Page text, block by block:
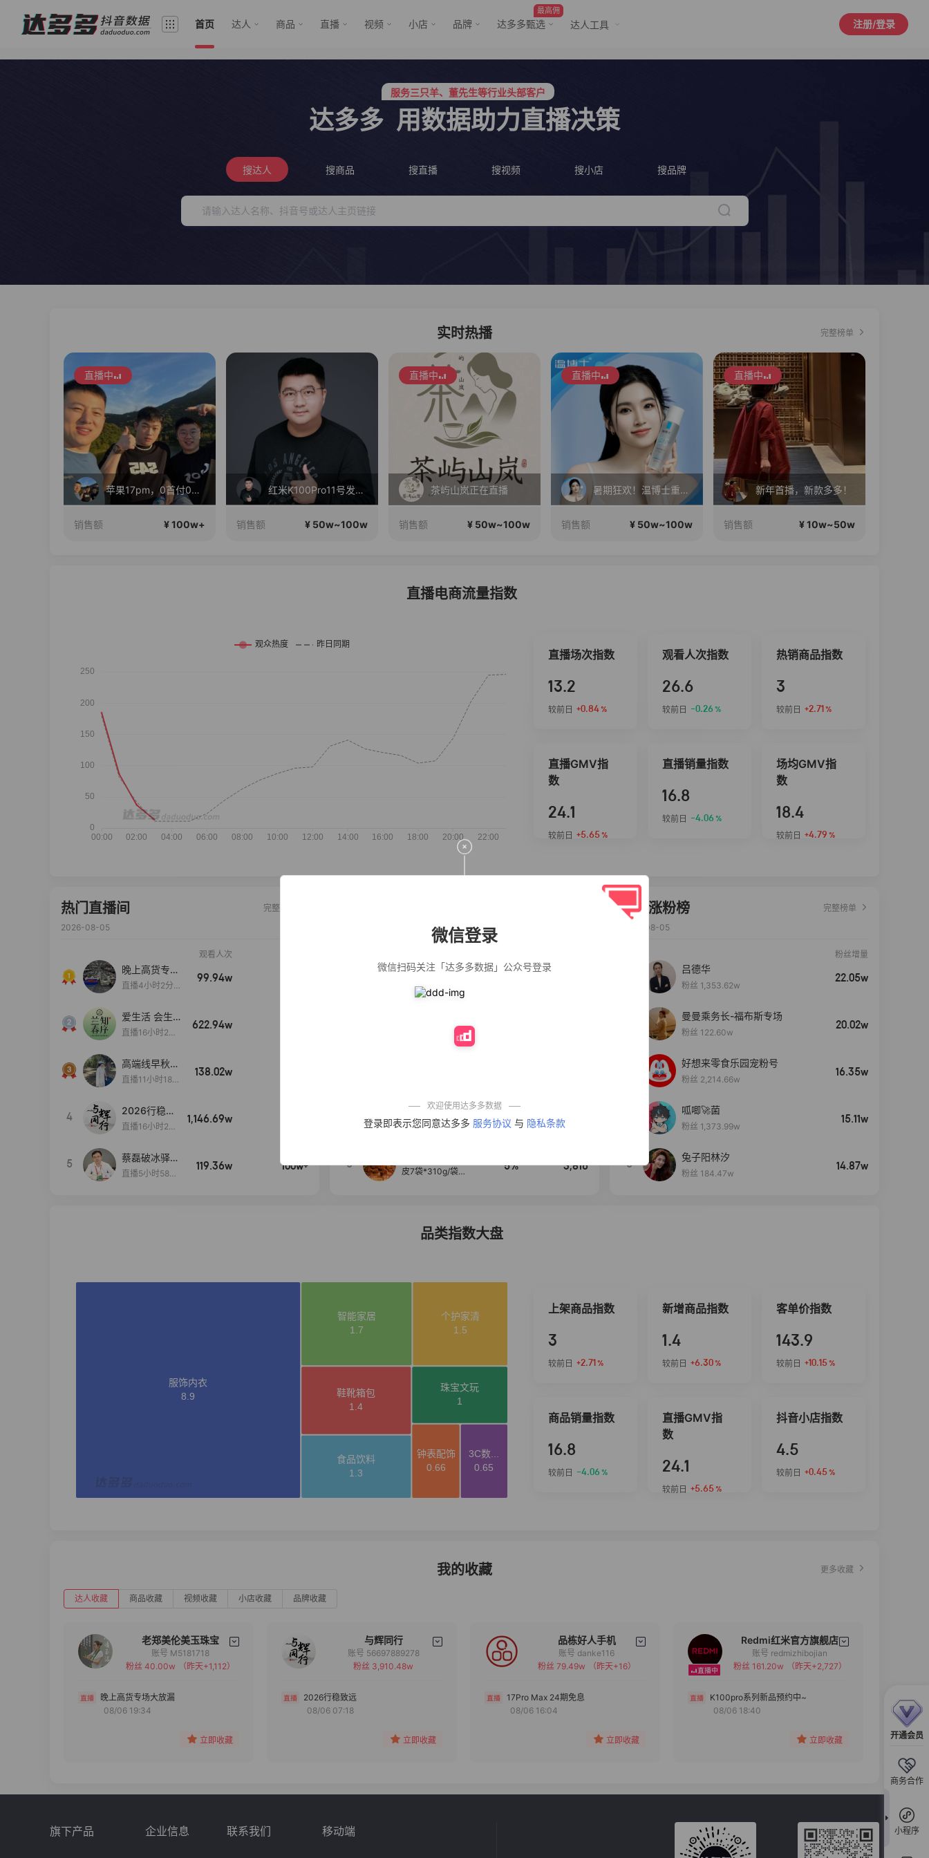
首页 达人 商品 直播 视频 小店 品牌
最高佣
达多多甄选 达人工具 注册/登录
开通会员
商务合作
小程序
微信登录
微信扫码关注「达多多数据」公众号登录
欢迎使用达多多数据
登录即表示您同意达多多 服务协议 与 隐私条款
服务三只羊、董先生等行业头部客户
行业价格屠夫，年卡会员低至798/年
达多多 用数据助力直播决策
搜达人 搜商品 搜直播 搜视频 搜小店 搜品牌
实时热播 完整榜单
直播中
苹果17pm，0首付0利息！
销售额 ¥ 100w+
红米K100Pro11号发布，三星Fold8折叠屏现货！
销售额 ¥ 50w~100w
直播中
茶屿山岚正在直播
销售额 ¥ 50w~100w
直播中
暑期狂欢！温博士重磅福利机制 ! 明星同款套装!限时狂欢！
销售额 ¥ 50w~100w
直播中
新年首播，新款多多！
销售额 ¥ 10w~50w
直播电商流量指数
直播场次指数
13.2
较前日 +0.84%
观看人次指数
26.6
较前日 -0.26 %
热销商品指数
3
较前日 +2.71 %
直播GMV指
数
24.1
较前日 +5.65 %
直播销量指数
16.8
较前日 -4.06 %
场均GMV指
数
18.4
较前日 +4.79 %
热门直播间
完整榜单
2026-08-05
观看人次
晚上高货专场
大放漏
直播4小时2分5
99.94w
爱生活 会生
活
直播16小时24
622.94w
高端线早秋现
货首发
直播11小时18分
138.02w
4
2026行稳致
远
直播16小时20
1,146.69w
5
蔡磊破冰驿站
直播间好物分
直播5小时58分
119.36w 100w+
【净浮生】油污
重油污去油王污
衣粉轻松搓洗去
污渍除菌除螨3倍
料袋厨房抽绳式
一品欢【10包鲜
凉皮】红油麻酱
10% 4,286
5
皮7袋*310g/袋红
5% 3,816
达人涨粉榜
完整榜单
2026-08-05
粉丝增量
吕德华
粉丝 1,353.62w
22.05w
曼曼乘务长-福布斯专场
粉丝 122.60w
20.02w
好想来零食乐园宠粉号
粉丝 2,214.66w
16.35w
呱唧🚀菌
粉丝 1,373.99w
15.11w
5
兔子阳林汐
粉丝 184.47w
14.87w
品类指数大盘
上架商品指数
3
较前日 +2.71 %
新增商品指数
1.4
较前日 +6.30%
客单价指数
143.9
较前日 +10.15 %
商品销量指数
16.8
较前日 -4.06 %
直播GMV指
数
24.1
较前日 +5.65 %
抖音小店指数
4.5
较前日 +0.45 %
我的收藏 更多收藏
达人收藏 商品收藏 视频收藏 小店收藏 品牌收藏
老郑美伦美玉珠宝
备注
分组
账号 M5181718
粉丝 40.00w
（昨天+1,112）
晚上高货专场大放漏
08/06 19:34
立即收藏
与辉同行
备注
账号 56697889278
粉丝 3,910.48w
2026行稳致远
08/06 07:18
立即收藏
品栋好人手机
备注
分组
账号 danke116
粉丝 79.49w
（昨天+16）
17Pro Max 24期免息
08/06 16:04
立即收藏
Redmi红米官方旗舰店
备注
分组
账号 redmizhibojian
粉丝 161.20w
（昨天+2,727）
K100pro系列新品预约中~
08/06 18:40
立即收藏
旗下产品 企业信息 联系我们 移动端